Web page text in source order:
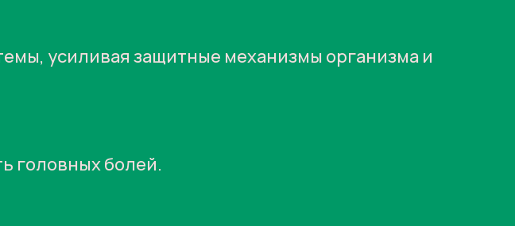
усиливая защитные механизмы организма и
головных болей.